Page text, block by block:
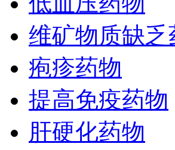
维矿物质缺乏
疱疹药物
提高免疫药物
肝硬化药物